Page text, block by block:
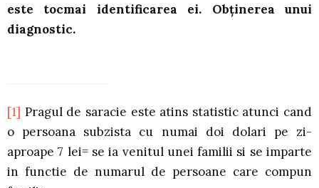
este tocmai identificarea ei. Obţinerea unui
diagnostic.
[1] Pragul de saracie este atins statistic atunci cand
o persoana subzista cu numai doi dolari pe zi-
aproape 7 lei= se ia venitul unei familii si se imparte
in functie de numarul de persoane care compun